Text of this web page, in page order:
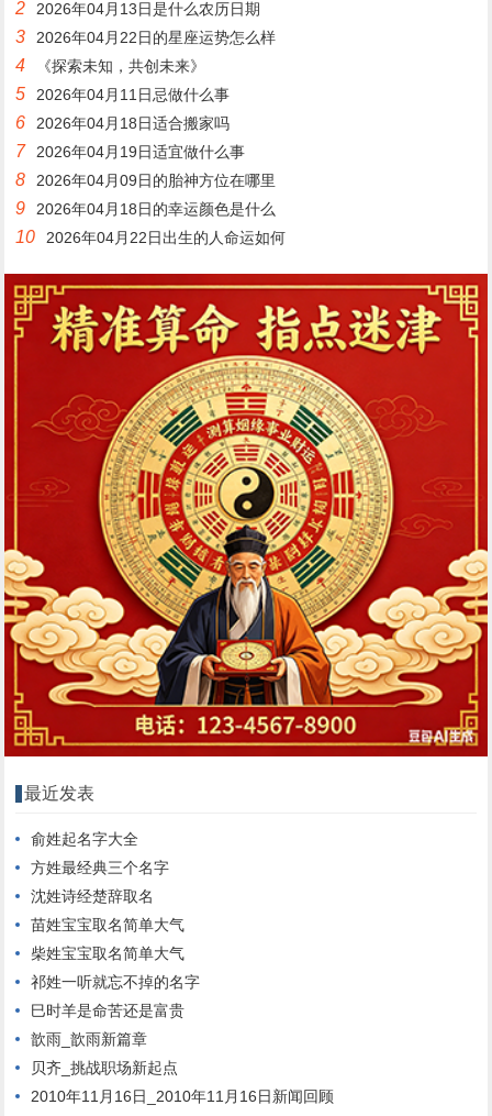
2 2026年04月13日是什么农历日期
3 2026年04月22日的星座运势怎么样
4 《探索未知，共创未来》
5 2026年04月11日忌做什么事
6 2026年04月18日适合搬家吗
7 2026年04月19日适宜做什么事
8 2026年04月09日的胎神方位在哪里
9 2026年04月18日的幸运颜色是什么
10 2026年04月22日出生的人命运如何
最近发表
俞姓起名字大全
方姓最经典三个名字
沈姓诗经楚辞取名
苗姓宝宝取名简单大气
柴姓宝宝取名简单大气
祁姓一听就忘不掉的名字
巳时羊是命苦还是富贵
歆雨_歆雨新篇章
贝齐_挑战职场新起点
2010年11月16日_2010年11月16日新闻回顾